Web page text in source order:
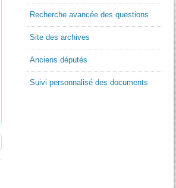
Recherche avancée des questions
Site des archives
Anciens députés
Suivi personnalisé des documents